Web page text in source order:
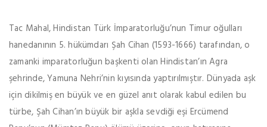
Tac Mahal, Hindistan Türk İmparatorluğu’nun Timur oğulları
hanedanının 5. hükümdarı Şah Cihan (1593-1666) tarafından, o
zamanki imparatorluğun başkenti olan Hindistan’ın Agra
şehrinde, Yamuna Nehri’nin kıyısında yaptırılmıştır. Dünyada aşk
için dikilmiş en büyük ve en güzel anıt olarak kabul edilen bu
türbe, Şah Cihan’ın büyük bir aşkla sevdiği eşi Ercümend